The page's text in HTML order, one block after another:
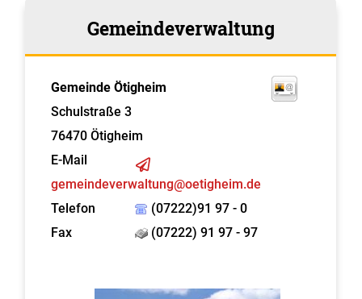
Gemeindeverwaltung
Gemeinde Ötigheim
Schulstraße 3
76470 Ötigheim
E-Mail
gemeindeverwaltung@oetigheim.de
Telefon
(07222)91 97 - 0
Fax
(07222) 91 97 - 97